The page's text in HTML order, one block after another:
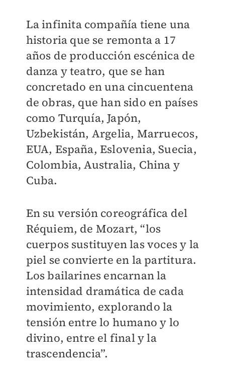
La infinita compañía tiene una
historia que se remonta a 17
años de producción escénica de
danza y teatro, que se han
concretado en una cincuentena
de obras, que han sido en países
como Turquía, Japón,
Uzbekistán, Argelia, Marruecos,
EUA, España, Eslovenia, Suecia,
Colombia, Australia, China y
Cuba.
En su versión coreográfica del
Réquiem, de Mozart, “los
cuerpos sustituyen las voces y la
piel se convierte en la partitura.
Los bailarines encarnan la
intensidad dramática de cada
movimiento, explorando la
tensión entre lo humano y lo
divino, entre el final y la
trascendencia”.